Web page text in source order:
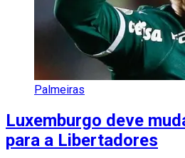
Palmeiras
Luxemburgo deve
para a Libertadores